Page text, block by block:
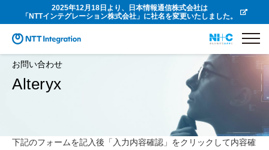
2025年12月18日より、日本情報通信株式会社は
「NTTインテグレーション株式会社」に社名を変更いたしました。
お問い合わせ
Alteryx
下記のフォームを記入後「入力内容確認」をクリックして内容確